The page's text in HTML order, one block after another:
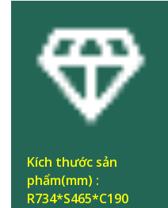
Kích thước sản
phẩm(mm) :
R734*S465*C190